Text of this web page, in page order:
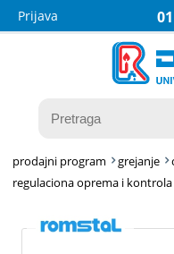
Prijava
prodajni program grejanje
regulaciona oprema i kontrola